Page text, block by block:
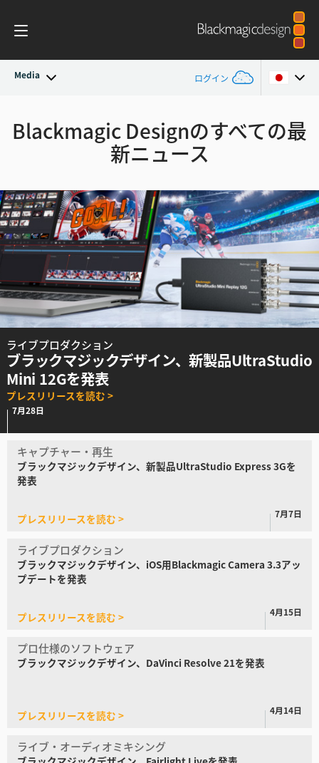
Media ログイン
プレスイメージ
Argentina
Brazil
Canada
China
Denmark
Finland
France
Germany
Hong Kong SAR, China
India
Japan
Korea
Mexico
Malaysia
Netherlands
Norway
Poland
Blackmagic Designのすべての最
新ニュース
ライブプロダクション
ブラックマジックデザイン、新製品UltraStudio
Mini 12Gを発表
プレスリリースを読む >
7月28日
キャプチャー・再生
ブラックマジックデザイン、 新製品UltraStudio Express 3Gを
発表
プレスリリースを読む > 7月7日
ライブプロダクション
ブラックマジックデザイン、iOS用BlackmagicCamera 3.3アッ
プデートを発表
プレスリリースを読む > 4月15日
プロ仕様のソフトウェア
ブラックマジックデザイン、 DaVinci Resolve 21を発表
プレスリリースを読む > 4月14日
ライブ・オーディオミキシング